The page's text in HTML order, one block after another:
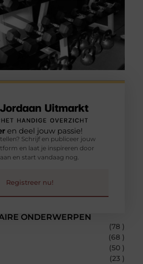
ONDERWERPEN
(78 )
(68 )
(50 )
(23 )
en deel jouw passie!
Schrijf en publiceer jouw
en laat je inspireren door
en start vandaag nog.
Registreer nu!